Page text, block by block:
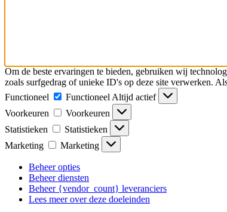
Om de beste ervaringen te bieden, gebruiken wij
zoals surfgedrag of unieke ID's op deze site verwerken.
Functioneel
Functioneel Altijd actief
Voorkeuren
Voorkeuren
Statistieken
Statistieken
Marketing
Marketing
Beheer opties
Beheer diensten
Beheer {vendor_count} leveranciers
Lees meer over deze doeleinden